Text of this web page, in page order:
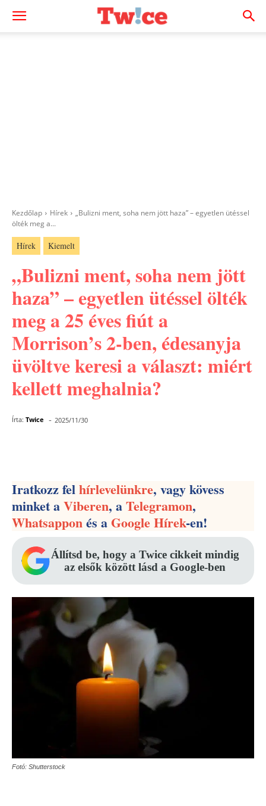
Kezdőlap Hírek
„Bulizni ment, soha nem jött haza” – egyetlen ütéssel
ölték meg a...
Hírek Kiemelt
„Bulizni ment, soha nem jött
haza” – egyetlen ütéssel ölték
meg a 25 éves fiút a
Morrison’s 2-ben, édesanyja
üvöltve keresi a választ: miért
kellett meghalnia?
Írta: Twice - 2025/11/30
Iratkozz felhírlevelünkre, vagy kövess
minket aViberen, aTelegramon,
Whatsapponés aGoogle Hírek-en!
Állítsd be, hogy a Twice cikkeit mindig
az elsők között lásd a Google-ben
Fotó: Shutterstock